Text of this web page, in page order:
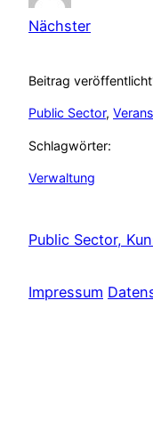
Nächster
Beitrag veröffentlicht
Public Sector,
Schlagwörter:
Verwaltung
Public Sector,
Impressum